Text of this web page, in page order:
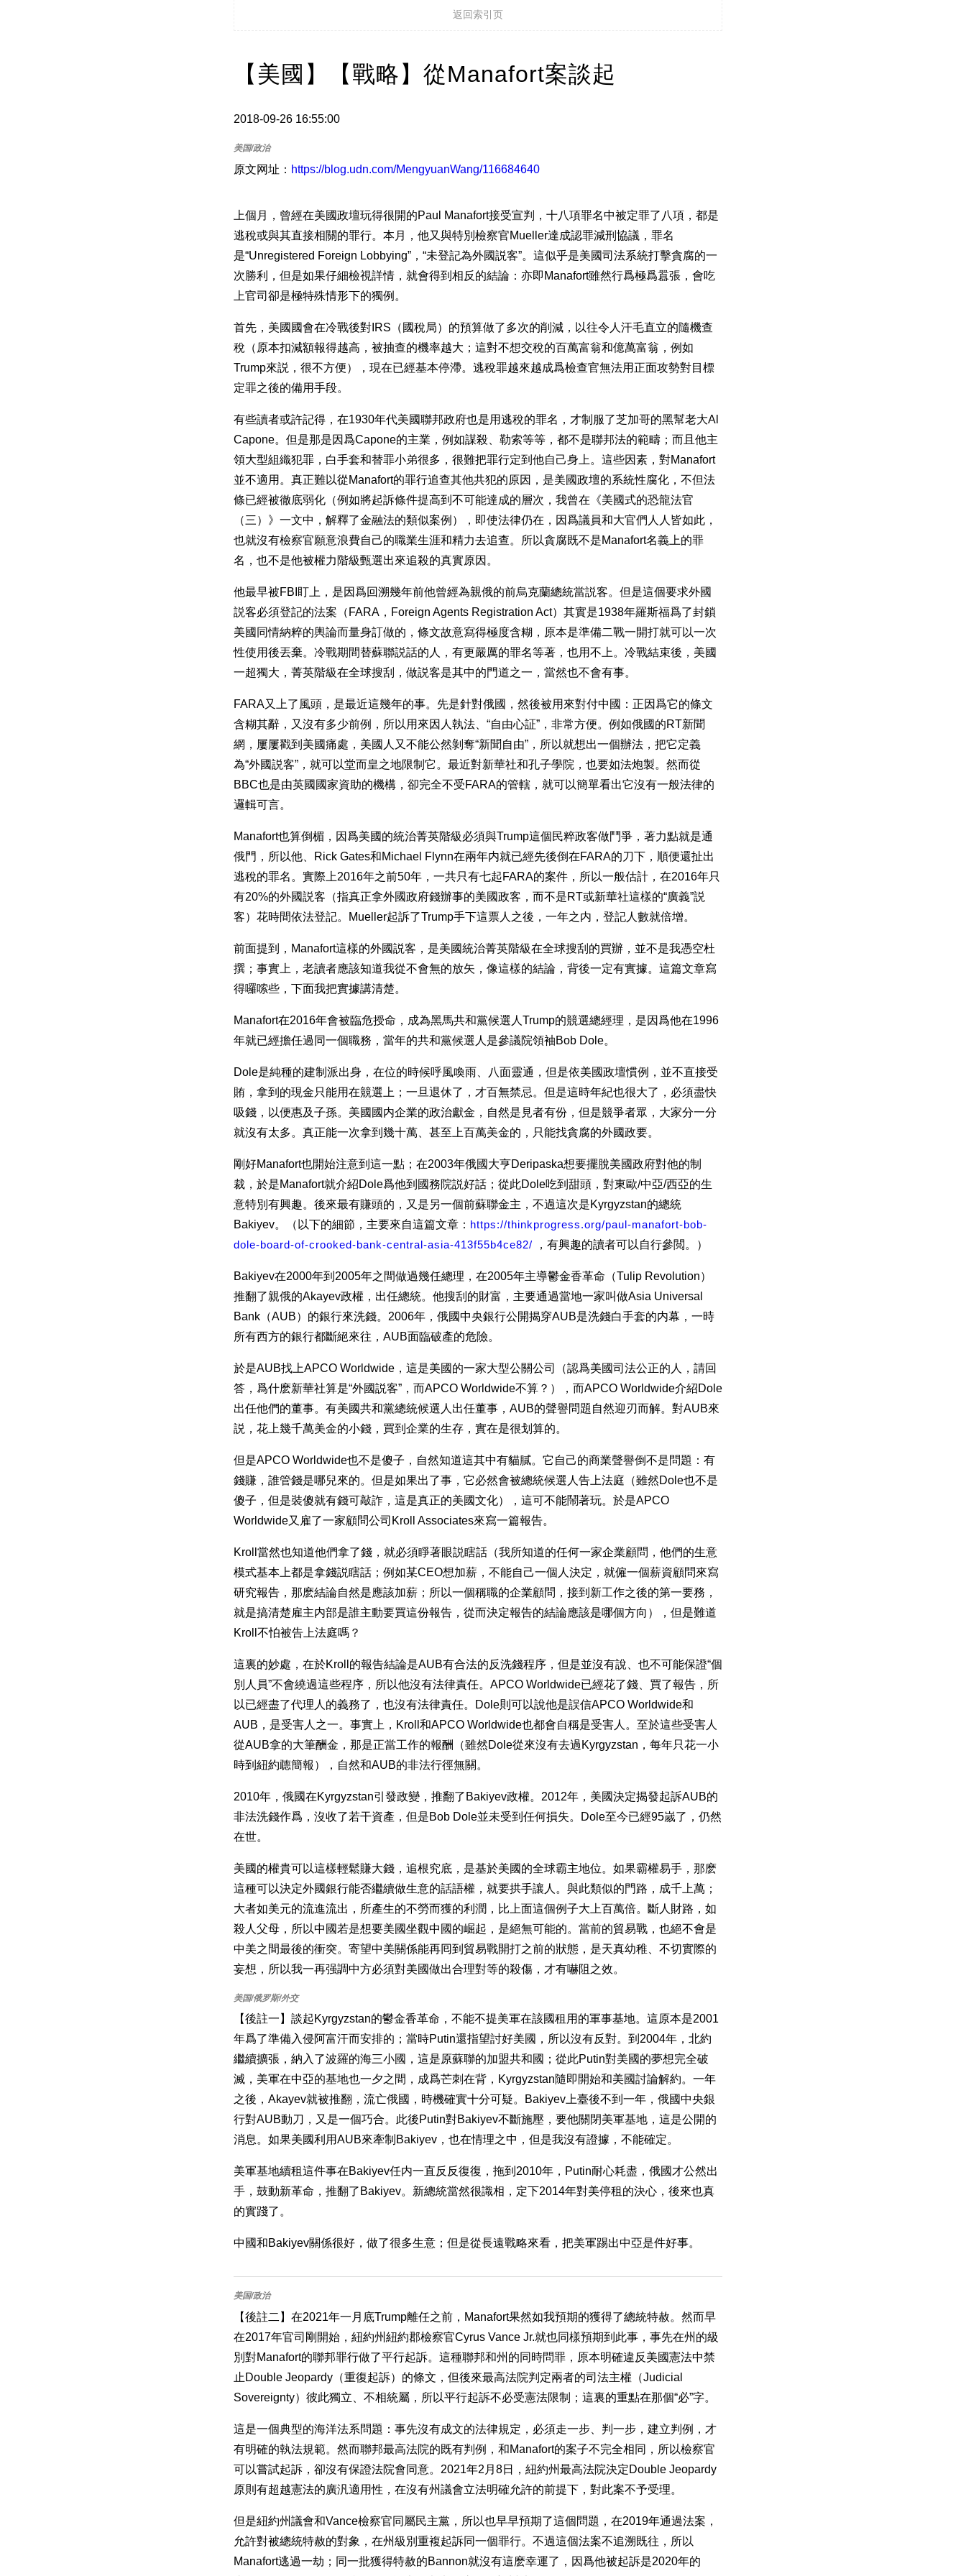
返回索引页
【美國】【戰略】從Manafort案談起
2018-09-26 16:55:00
原文网址： https://blog.udn.com/MengyuanWang/116684640
上個月，曾經在美國政壇玩得很開的Paul Manafort接受宣判，十八項罪名中被定罪了八項，都是
逃稅或與其直接相關的罪行。本月，他又與特別檢察官Mueller達成認罪減刑協議，罪名
是“Unregistered Foreign Lobbying”，“未登記為外國説客”。這似乎是美國司法系統打擊貪腐的一
次勝利，但是如果仔細檢視詳情，就會得到相反的結論：亦即Manafort雖然行爲極爲囂張，會吃
上官司卻是極特殊情形下的獨例。
首先，美國國會在冷戰後對IRS（國稅局）的預算做了多次的削減，以往令人汗毛直立的隨機查
稅（原本扣減額報得越高，被抽查的機率越大；這對不想交稅的百萬富翁和億萬富翁，例如
Trump來説，很不方便），現在已經基本停滯。逃稅罪越來越成爲檢查官無法用正面攻勢對目標
定罪之後的備用手段。
有些讀者或許記得，在1930年代美國聯邦政府也是用逃稅的罪名，才制服了芝加哥的黑幫老大Al
Capone。但是那是因爲Capone的主業，例如謀殺、勒索等等，都不是聯邦法的範疇；而且他主
領大型組織犯罪，白手套和替罪小弟很多，很難把罪行定到他自己身上。這些因素，對Manafort
並不適用。真正難以從Manafort的罪行追查其他共犯的原因，是美國政壇的系統性腐化，不但法
條已經被徹底弱化（例如將起訴條件提高到不可能達成的層次，我曾在《美國式的恐龍法官
（三）》一文中，解釋了金融法的類似案例），即使法律仍在，因爲議員和大官們人人皆如此，
也就沒有檢察官願意浪費自己的職業生涯和精力去追查。所以貪腐既不是Manafort名義上的罪
名，也不是他被權力階級甄選出來追殺的真實原因。
他最早被FBI盯上，是因爲回溯幾年前他曾經為親俄的前烏克蘭總統當説客。但是這個要求外國
説客必須登記的法案（FARA，Foreign Agents Registration Act）其實是1938年羅斯福爲了封鎖
美國同情納粹的輿論而量身訂做的，條文故意寫得極度含糊，原本是準備二戰一開打就可以一次
性使用後丟棄。冷戰期間替蘇聯説話的人，有更嚴厲的罪名等著，也用不上。冷戰結束後，美國
一超獨大，菁英階級在全球搜刮，做説客是其中的門道之一，當然也不會有事。
FARA又上了風頭，是最近這幾年的事。先是針對俄國，然後被用來對付中國：正因爲它的條文
含糊其辭，又沒有多少前例，所以用來因人執法、“自由心証”，非常方便。例如俄國的RT新聞
網，屢屢戳到美國痛處，美國人又不能公然剝奪“新聞自由”，所以就想出一個辦法，把它定義
為“外國説客”，就可以堂而皇之地限制它。最近對新華社和孔子學院，也要如法炮製。然而從
BBC也是由英國國家資助的機構，卻完全不受FARA的管轄，就可以簡單看出它沒有一般法律的
邏輯可言。
Manafort也算倒楣，因爲美國的統治菁英階級必須與Trump這個民粹政客做鬥爭，著力點就是通
俄門，所以他、Rick Gates和Michael Flynn在兩年内就已經先後倒在FARA的刀下，順便還扯出
逃稅的罪名。實際上2016年之前50年，一共只有七起FARA的案件，所以一般估計，在2016年只
有20%的外國説客（指真正拿外國政府錢辦事的美國政客，而不是RT或新華社這樣的“廣義”説
客）花時間依法登記。Mueller起訴了Trump手下這票人之後，一年之内，登記人數就倍增。
前面提到，Manafort這樣的外國説客，是美國統治菁英階級在全球搜刮的買辦，並不是我憑空杜
撰；事實上，老讀者應該知道我從不會無的放矢，像這樣的結論，背後一定有實據。這篇文章寫
得囉嗦些，下面我把實據講清楚。
Manafort在2016年會被臨危授命，成為黑馬共和黨候選人Trump的競選總經理，是因爲他在1996
年就已經擔任過同一個職務，當年的共和黨候選人是參議院領袖Bob Dole。
Dole是純種的建制派出身，在位的時候呼風喚雨、八面靈通，但是依美國政壇慣例，並不直接受
賄，拿到的現金只能用在競選上；一旦退休了，才百無禁忌。但是這時年紀也很大了，必須盡快
吸錢，以便惠及子孫。美國國内企業的政治獻金，自然是見者有份，但是競爭者眾，大家分一分
就沒有太多。真正能一次拿到幾十萬、甚至上百萬美金的，只能找貪腐的外國政要。
剛好Manafort也開始注意到這一點；在2003年俄國大亨Deripaska想要擺脫美國政府對他的制
裁，於是Manafort就介紹Dole爲他到國務院説好話；從此Dole吃到甜頭，對東歐/中亞/西亞的生
意特別有興趣。後來最有賺頭的，又是另一個前蘇聯金主，不過這次是Kyrgyzstan的總統
Bakiyev。（以下的細節，主要來自這篇文章： https://thinkprogress.org/paul-manafort-bob-
dole-board-of-crooked-bank-central-asia-413f55b4ce82/ ，有興趣的讀者可以自行參閲。）
Bakiyev在2000年到2005年之間做過幾任總理，在2005年主導鬱金香革命（Tulip Revolution）
推翻了親俄的Akayev政權，出任總統。他搜刮的財富，主要通過當地一家叫做Asia Universal
Bank（AUB）的銀行來洗錢。2006年，俄國中央銀行公開揭穿AUB是洗錢白手套的内幕，一時
所有西方的銀行都斷絕來往，AUB面臨破產的危險。
於是AUB找上APCO Worldwide，這是美國的一家大型公關公司（認爲美國司法公正的人，請回
答，爲什麽新華社算是“外國説客”，而APCO Worldwide不算？），而APCO Worldwide介紹Dole
出任他們的董事。有美國共和黨總統候選人出任董事，AUB的聲譽問題自然迎刃而解。對AUB來
説，花上幾千萬美金的小錢，買到企業的生存，實在是很划算的。
但是APCO Worldwide也不是傻子，自然知道這其中有貓膩。它自己的商業聲譽倒不是問題：有
錢賺，誰管錢是哪兒來的。但是如果出了事，它必然會被總統候選人告上法庭（雖然Dole也不是
傻子，但是裝傻就有錢可敲詐，這是真正的美國文化），這可不能鬧著玩。於是APCO
Worldwide又雇了一家顧問公司Kroll Associates來寫一篇報告。
Kroll當然也知道他們拿了錢，就必須睜著眼説瞎話（我所知道的任何一家企業顧問，他們的生意
模式基本上都是拿錢説瞎話；例如某CEO想加薪，不能自己一個人決定，就僱一個薪資顧問來寫
研究報告，那麽結論自然是應該加薪；所以一個稱職的企業顧問，接到新工作之後的第一要務，
就是搞清楚雇主内部是誰主動要買這份報告，從而決定報告的結論應該是哪個方向），但是難道
Kroll不怕被告上法庭嗎？
這裏的妙處，在於Kroll的報告結論是AUB有合法的反洗錢程序，但是並沒有說、也不可能保證“個
別人員”不會繞過這些程序，所以他沒有法律責任。APCO Worldwide已經花了錢、買了報告，所
以已經盡了代理人的義務了，也沒有法律責任。Dole則可以說他是誤信APCO Worldwide和
AUB，是受害人之一。事實上，Kroll和APCO Worldwide也都會自稱是受害人。至於這些受害人
從AUB拿的大筆酬金，那是正當工作的報酬（雖然Dole從來沒有去過Kyrgyzstan，每年只花一小
時到紐約聼簡報），自然和AUB的非法行徑無關。
2010年，俄國在Kyrgyzstan引發政變，推翻了Bakiyev政權。2012年，美國決定揭發起訴AUB的
非法洗錢作爲，沒收了若干資產，但是Bob Dole並未受到任何損失。Dole至今已經95嵗了，仍然
在世。
美國的權貴可以這樣輕鬆賺大錢，追根究底，是基於美國的全球霸主地位。如果霸權易手，那麽
這種可以決定外國銀行能否繼續做生意的話語權，就要拱手讓人。與此類似的門路，成千上萬；
大者如美元的流進流出，所產生的不勞而獲的利潤，比上面這個例子大上百萬倍。斷人財路，如
殺人父母，所以中國若是想要美國坐觀中國的崛起，是絕無可能的。當前的貿易戰，也絕不會是
中美之間最後的衝突。寄望中美關係能再囘到貿易戰開打之前的狀態，是天真幼稚、不切實際的
妄想，所以我一再强調中方必須對美國做出合理對等的殺傷，才有嚇阻之效。
【後註一】談起Kyrgyzstan的鬱金香革命，不能不提美軍在該國租用的軍事基地。這原本是2001
年爲了準備入侵阿富汗而安排的；當時Putin還指望討好美國，所以沒有反對。到2004年，北約
繼續擴張，納入了波羅的海三小國，這是原蘇聯的加盟共和國；從此Putin對美國的夢想完全破
滅，美軍在中亞的基地也一夕之間，成爲芒刺在背，Kyrgyzstan隨即開始和美國討論解約。一年
之後，Akayev就被推翻，流亡俄國，時機確實十分可疑。Bakiyev上臺後不到一年，俄國中央銀
行對AUB動刀，又是一個巧合。此後Putin對Bakiyev不斷施壓，要他關閉美軍基地，這是公開的
消息。如果美國利用AUB來牽制Bakiyev，也在情理之中，但是我沒有證據，不能確定。
美軍基地續租這件事在Bakiyev任内一直反反復復，拖到2010年，Putin耐心耗盡，俄國才公然出
手，鼓動新革命，推翻了Bakiyev。新總統當然很識相，定下2014年對美停租的決心，後來也真
的實踐了。
中國和Bakiyev關係很好，做了很多生意；但是從長遠戰略來看，把美軍踢出中亞是件好事。
【後註二】在2021年一月底Trump離任之前，Manafort果然如我預期的獲得了總統特赦。然而早
在2017年官司剛開始，紐約州紐約郡檢察官Cyrus Vance Jr.就也同樣預期到此事，事先在州的級
別對Manafort的聯邦罪行做了平行起訴。這種聯邦和州的同時問罪，原本明確違反美國憲法中禁
止Double Jeopardy（重復起訴）的條文，但後來最高法院判定兩者的司法主權（Judicial
Sovereignty）彼此獨立、不相統屬，所以平行起訴不必受憲法限制；這裏的重點在那個“必”字。
這是一個典型的海洋法系問題：事先沒有成文的法律規定，必須走一步、判一步，建立判例，才
有明確的執法規範。然而聯邦最高法院的既有判例，和Manafort的案子不完全相同，所以檢察官
可以嘗試起訴，卻沒有保證法院會同意。2021年2月8日，紐約州最高法院決定Double Jeopardy
原則有超越憲法的廣汎適用性，在沒有州議會立法明確允許的前提下，對此案不予受理。
但是紐約州議會和Vance檢察官同屬民主黨，所以也早早預期了這個問題，在2019年通過法案，
允許對被總統特赦的對象，在州級別重複起訴同一個罪行。不過這個法案不追溯既往，所以
Manafort逃過一劫；同一批獲得特赦的Bannon就沒有這麽幸運了，因爲他被起訴是2020年的